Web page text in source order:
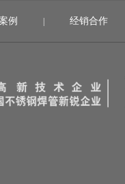
例 经销合作